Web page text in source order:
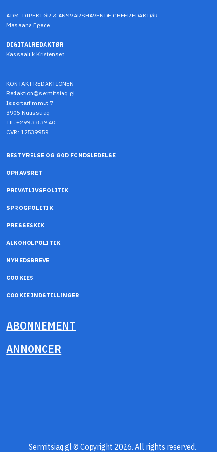
ADM. DIREKTØR & ANSVARSHAVENDE CHEFREDAKTØR
Masaana Egede
DIGITALREDAKTØR
Kassaaluk Kristensen
KONTAKT REDAKTIONEN
Redaktion@sermitsiaq.gl
Issortarfimmut 7
3905 Nuussuaq
Tlf: +299 38 39 40
CVR: 12539959
BESTYRELSE OG GOD FONDSLEDELSE
OPHAVSRET
PRIVATLIVSPOLITIK
SPROGPOLITIK
PRESSESKIK
ALKOHOLPOLITIK
NYHEDSBREVE
COOKIES
COOKIE INDSTILLINGER
ABONNEMENT
ANNONCER
Sermitsiaq.gl © Copyright 2026. All rights reserved.